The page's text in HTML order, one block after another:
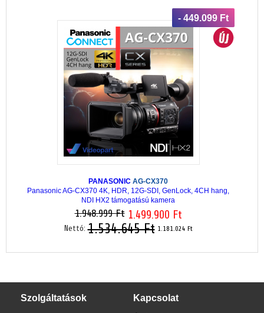
- 449.099 Ft
PANASONIC AG-CX370
Panasonic AG-CX370 4K, HDR, 12G-SDI, GenLock, 4CH hang,
NDI HX2 támogatású kamera
1.948.999 Ft 1.499.900 Ft
Nettó:1.534.645 Ft 1.181.024 Ft
Szolgáltatások Kapcsolat